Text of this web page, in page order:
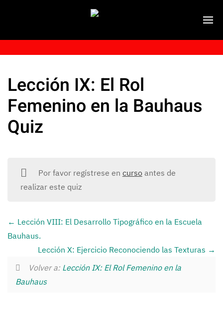
Lección IX: El Rol
Femenino en la Bauhaus
Quiz
Por favor regístrese en cursoantes de
realizar este quiz
Lección VIII: El Desarrollo Tipográfico en la Escuela
Bauhaus.
Lección X: Ejercicio Reconociendo las Texturas
Volver a: Lección IX: El Rol Femenino en la
Bauhaus